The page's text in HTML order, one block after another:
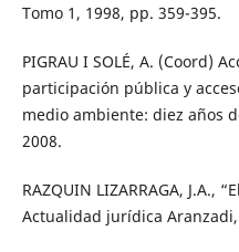
Tomo 1, 1998, pp. 359-395.
PIGRAU I SOLÉ, A. (Coord)
participación pública y
medio ambiente: diez años
2008.
RAZQUIN LIZARRAGA, J.A.,
Actualidad jurídica Aranzadi,